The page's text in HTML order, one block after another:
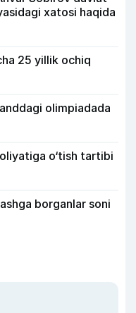
xatosi haqida
25 yillik ochiq
olimpiadada
o‘tish tartibi
borganlar soni